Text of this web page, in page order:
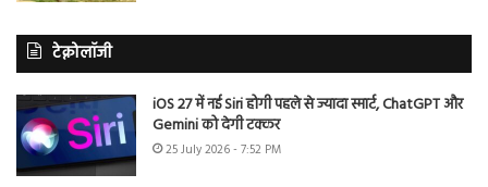
टेक्नोलॉजी
iOS 27 में नई Siri होगी पहले से ज्यादा स्मार्ट, ChatGPT और
Gemini को देगी टक्कर
25 July 2026 - 7:52 PM